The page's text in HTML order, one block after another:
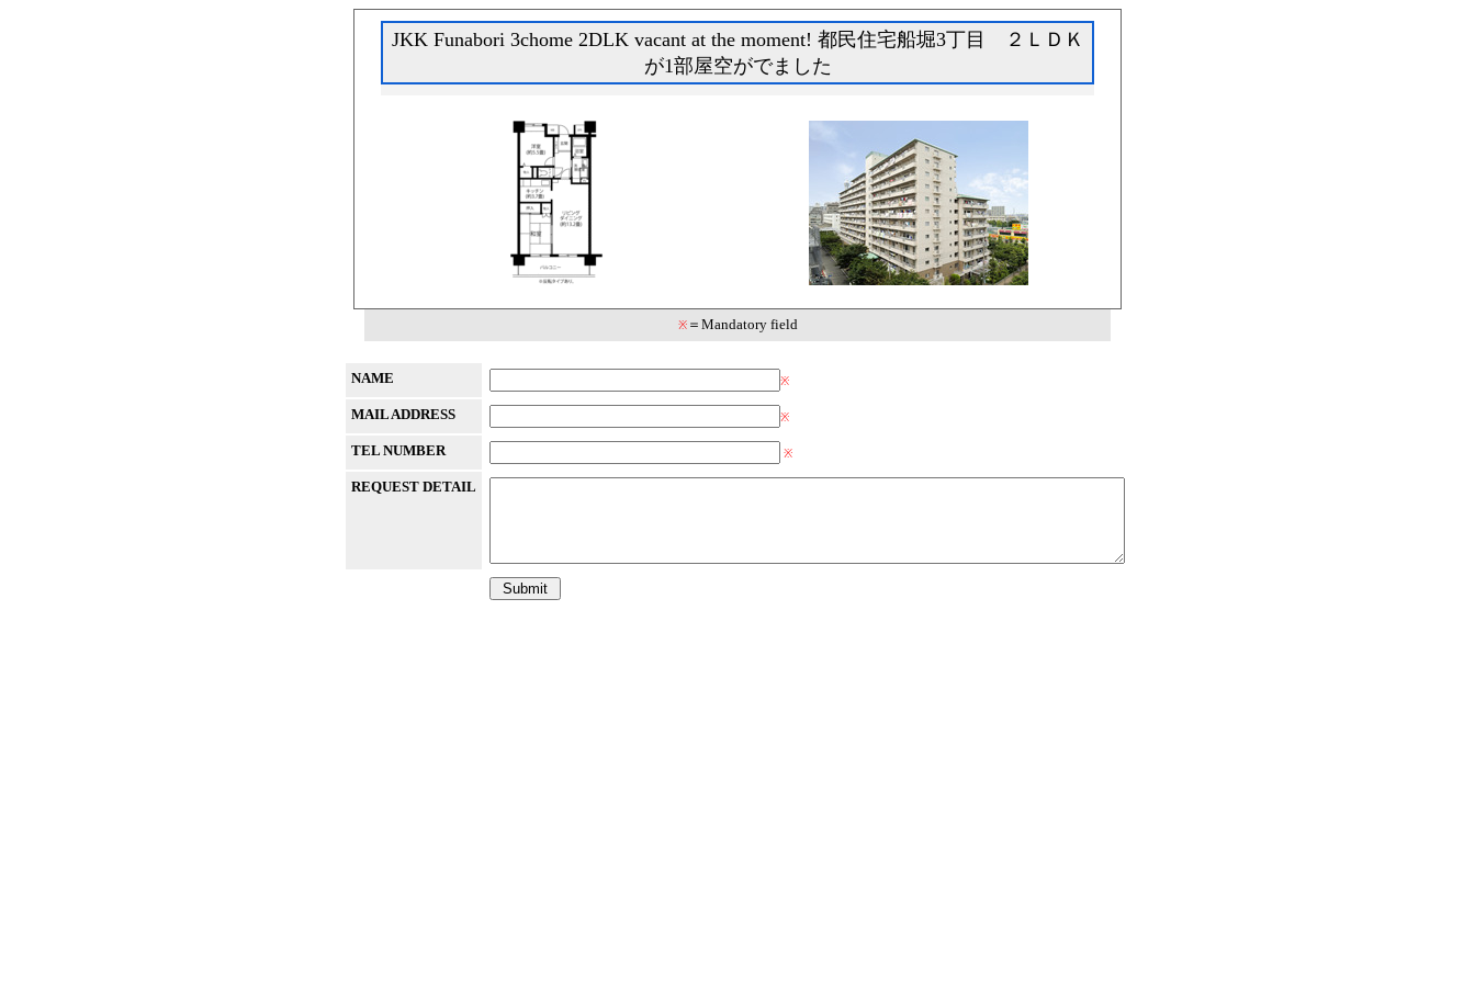
JKK Funabori 3chome 2DLK vacant at the moment! 都民住宅船堀3丁目 ２ＬＤＫ
が1部屋空がでました
※＝Mandatory field
NAME ※
MAIL ADDRESS ※
TEL NUMBER ※
REQUEST DETAIL